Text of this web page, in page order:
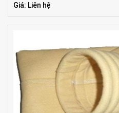
Giá: Liên hệ